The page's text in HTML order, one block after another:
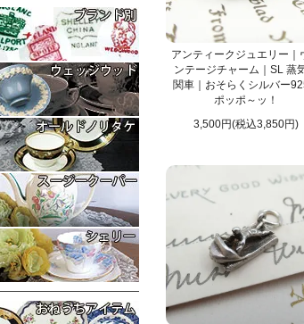
アンティークジュエリー｜
ンテージチャーム｜SL 蒸
関車｜おそらくシルバー
ポッポ～ッ！
3,500円(税込3,850円)